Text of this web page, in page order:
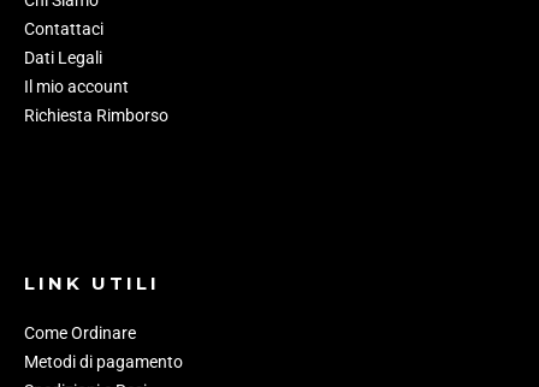
Contattaci
Dati Legali
Il mio account
Richiesta Rimborso
LINK UTILI
Come Ordinare
Metodi di pagamento